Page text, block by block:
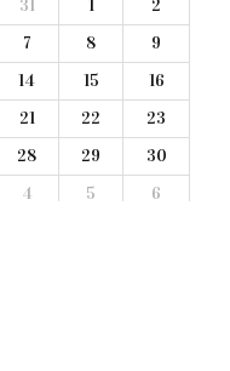
31 1
2
7 8
9
14 15
16
21 22
23
28 29
30
4 5 6